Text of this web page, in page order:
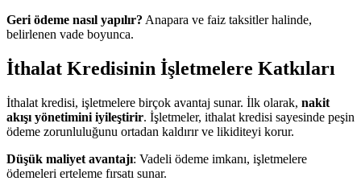
Geri ödeme nasıl yapılır? Anapara ve faiz taksitler halinde,
belirlenen vade boyunca.
İthalat Kredisinin İşletmelere Katkıları
İthalat kredisi, işletmelere birçok avantaj sunar. İlk olarak, nakit
akışı yönetimini iyileştirir. İşletmeler, ithalat kredisi sayesinde peşin
ödeme zorunluluğunu ortadan kaldırır ve likiditeyi korur.
Düşük maliyet avantajı: Vadeli ödeme imkanı, işletmelere
ödemeleri erteleme fırsatı sunar.